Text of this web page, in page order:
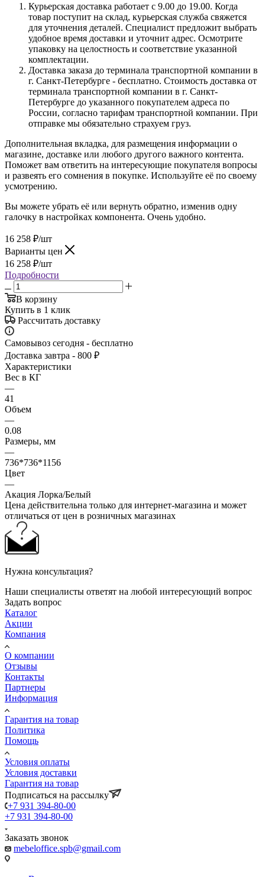
Курьерская доставка работает с 9.00 до 19.00. Когда
товар поступит на склад, курьерская служба свяжется
для уточнения деталей. Специалист предложит выбрать
удобное время доставки и уточнит адрес. Осмотрите
упаковку на целостность и соответствие указанной
комплектации.
Доставка заказа до терминала транспортной компании в
г. Санкт-Петербурге - бесплатно. Стоимость доставка от
терминала транспортной компании в г. Санкт-
Петербурге до указанного покупателем адреса по
России, согласно тарифам транспортной компании. При
отправке мы обязательно страхуем груз.
Дополнительная вкладка, для размещения информации о
магазине, доставке или любого другого важного контента.
Поможет вам ответить на интересующие покупателя вопросы
и развеять его сомнения в покупке. Используйте её по своему
усмотрению.
Вы можете убрать её или вернуть обратно, изменив одну
галочку в настройках компонента. Очень удобно.
16 258 ₽/шт
Варианты цен
16 258 ₽/шт
Подробности
В корзину
Купить в 1 клик
Рассчитать доставку
Самовывоз сегодня - бесплатно
Доставка завтра - 800 ₽
Характеристики
Вес в КГ
—
41
Объем
—
0.08
Размеры, мм
—
736*736*1156
Цвет
—
Акация Лорка/Белый
Цена действительна только для интернет-магазина и может
отличаться от цен в розничных магазинах
Нужна консультация?
Наши специалисты ответят на любой интересующий вопрос
Задать вопрос
Каталог
Акции
Компания
О компании
Отзывы
Контакты
Партнеры
Информация
Гарантия на товар
Политика
Помощь
Условия оплаты
Условия доставки
Гарантия на товар
Подписаться на рассылку
+7 931 394-80-00
+7 931 394-80-00
Заказать звонок
mebeloffice.spb@gmail.com